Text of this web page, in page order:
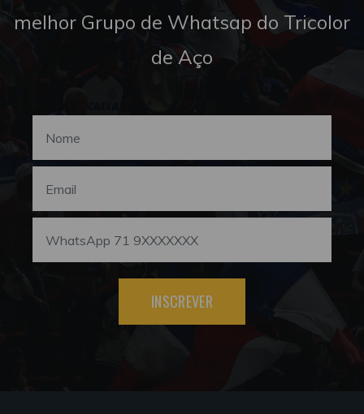
melhor Grupo de Whatsap do Tricolor
de Aço
INSCREVER